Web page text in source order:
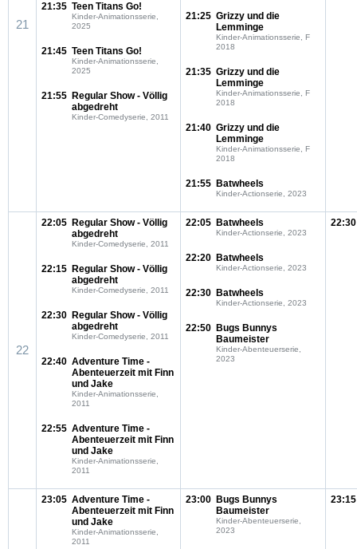
21
21:35 Teen Titans Go!
Kinder-Animationsserie,
2025
21:45 Teen Titans Go!
Kinder-Animationsserie,
2025
21:55 Regular Show - Völlig
abgedreht
Kinder-Comedyserie, 2011
21:25 Grizzy und die
Lemminge
Kinder-Animationsserie, F
2018
21:35 Grizzy und die
Lemminge
Kinder-Animationsserie, F
2018
21:40 Grizzy und die
Lemminge
Kinder-Animationsserie, F
2018
21:55 Batwheels
Kinder-Actionserie, 2023
22
22:05 Regular Show - Völlig
abgedreht
Kinder-Comedyserie, 2011
22:15 Regular Show - Völlig
abgedreht
Kinder-Comedyserie, 2011
22:30 Regular Show - Völlig
abgedreht
Kinder-Comedyserie, 2011
22:40 Adventure Time -
Abenteuerzeit mit Finn
und Jake
Kinder-Animationsserie,
2011
22:55 Adventure Time -
Abenteuerzeit mit Finn
und Jake
Kinder-Animationsserie,
2011
22:05 Batwheels
Kinder-Actionserie, 2023
22:20 Batwheels
Kinder-Actionserie, 2023
22:30 Batwheels
Kinder-Actionserie, 2023
22:50 Bugs Bunnys
Baumeister
Kinder-Abenteuerserie,
2023
22:30
23:05 Adventure Time -
Abenteuerzeit mit Finn
und Jake
Kinder-Animationsserie,
2011
23:00 Bugs Bunnys
Baumeister
Kinder-Abenteuerserie,
2023
23:15